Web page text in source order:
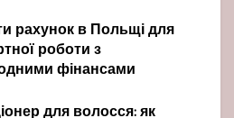
рахунок в Польщі для
роботи з
фінансами
для волосся: як